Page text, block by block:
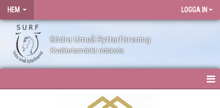
HEM LOGGA IN
Södra Umeå Ryttarförening
Kvalitetsmärkt ridskola